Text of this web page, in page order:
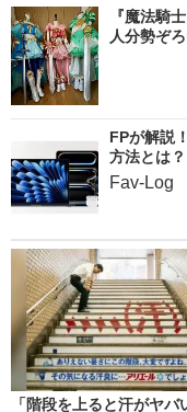
『魔法騎
人分勢ぞ
FPが解説
方法とは？
Fav-Log
「階段を上ると汗がヤバ